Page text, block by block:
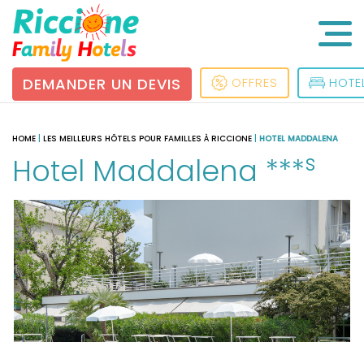
DEMANDER UN DEVIS OFFRES
HOME LES MEILLEURS HÔTELS POUR FAMILLES À RICCIONE HOTEL MADDALENA
Hotel Maddalena ***s